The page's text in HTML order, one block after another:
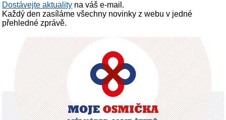
Dostávejte aktuality na váš e-mail.
Každý den zasíláme všechny novinky z webu v jedné
přehledné zprávě.